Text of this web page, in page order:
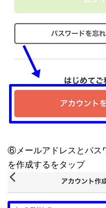
⑥メールアドレスとパス
を作成するをタップ